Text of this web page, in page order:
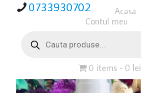
0733930702 Acasa
Contul meu
search
0 items 0 lei